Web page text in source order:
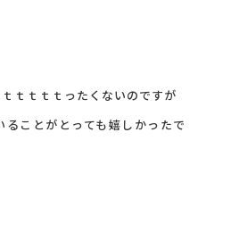
ｔｔｔｔったくないのですが
ことがとっても嬉しかったで